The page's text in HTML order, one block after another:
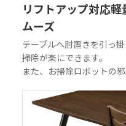
リフトアップ対応
ムーズ
テーブルへ肘置きを引っ
掃除が楽にできます。
また、お掃除ロボットの邪